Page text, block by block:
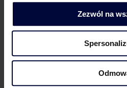
Zezwól na
odbiorców.
Jak się
Wejście w życie AFIR i
biznesu, a z drugiej strony
podatkowe, powinno